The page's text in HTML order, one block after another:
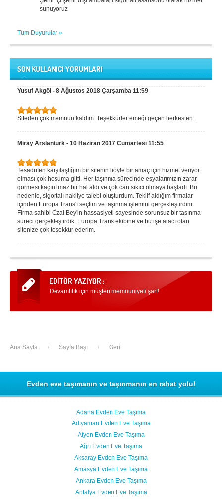
sunuyoruz
Tüm Duyurular »
SON KULLANICI YORUMLARI
Yusuf Akgöl - 8 Ağustos 2018 Çarşamba 11:59
Siteden çok memnun kaldım. Teşekkürler emeği geçen herkesten..
Miray Arslanturk - 10 Haziran 2017 Cumartesi 11:55
Tesadüfen karşılaştığım bir sitenin böyle bir amaç için hizmet veriyor
olması çok hoşuma gitti. Her taşınma sürecinde eşyalarımızın zarar
görmesi kaçınılmaz bir hal aldı ve çok can sıkıcı olmaya başladı. Bu
nedenle, sigortalı nakliye talebi oluşturdum. Teklif aldığım firmalar
içinden Europa Trans'ı seçtim ve taşınma işlemini gerçekleştirdim.
Firma sahibi Özal Bey'in hassasiyeti sayesinde sorunsuz bir taşınma
süreci gerçekleştirdik. Europa Trans ekibine ve bu işe aracı olan
sitenize çok teşekkür ederim.
Devamlılık için müşteri memnuniyeti şart!
Ana Sayfa / Sayfa Başı / Geri
Evden eve taşımanın ve taşınmanın en rahat yolu!
Adana Evden Eve Taşıma
Adıyaman Evden Eve Taşıma
Afyon Evden Eve Taşıma
Ağrı Evden Eve Taşıma
Aksaray Evden Eve Taşıma
Amasya Evden Eve Taşıma
Ankara Evden Eve Taşıma
Antalya Evden Eve Taşıma